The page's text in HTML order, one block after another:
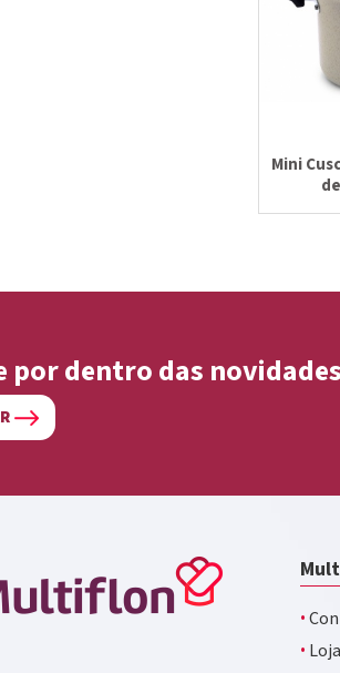
Mini
por dentro das novidades
·
·